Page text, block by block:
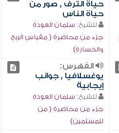
حياة الترف , صور من
حياة الناس
للشيخ: سلمان العودة
جزء من محاضرة ( مقياس الربح
والخسارة)
الفهرس:
يوغسلافيا , جوانب
إيجابية
للشيخ: سلمان العودة
جزء من محاضرة ( من
للمسلمين)